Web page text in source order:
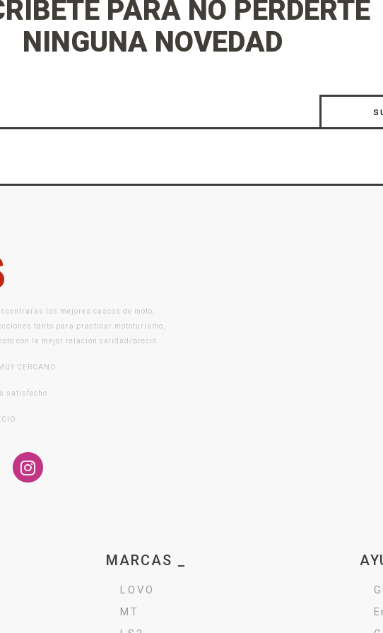
PARA NO PERDERTE
NINGUNA NOVEDAD
los mejores cascos de moto,
tanto para practicar mototurismo,
con la mejor relación calidad/precio.
CERCANO.
satisfecho.
MARCAS _
LOVO
MT